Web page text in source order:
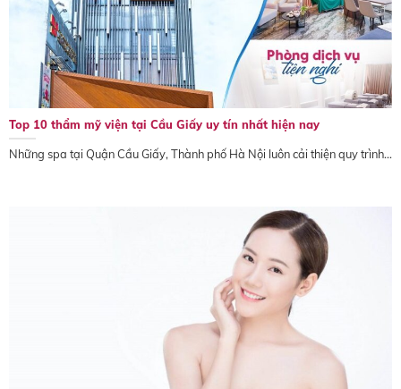
Top 10 thẩm mỹ viện tại Cầu Giấy uy tín nhất hiện nay
Những spa tại Quận Cầu Giấy, Thành phố Hà Nội luôn cải thiện quy trình...